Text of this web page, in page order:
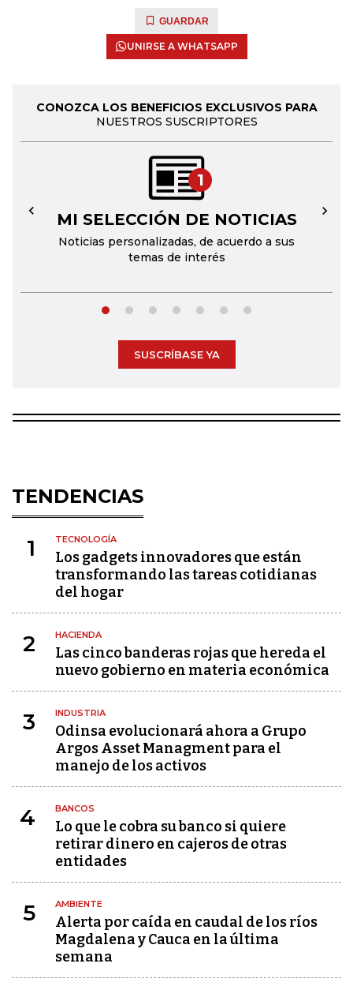
GUARDAR
UNIRSE A WHATSAPP
CONOZCA LOS BENEFICIOS EXCLUSIVOS PARA
NUESTROS SUSCRIPTORES
1
MI SELECCIÓN DE NOTICIAS
Noticias personalizadas, de acuerdo a sus
temas de interés
← →
SUSCRÍBASE YA
TENDENCIAS
1 TECNOLOGÍA
Los gadgets innovadores que están
transformando las tareas cotidianas
del hogar
2 HACIENDA
Las cinco banderas rojas que hereda el
nuevo gobierno en materia económica
3 INDUSTRIA
Odinsa evolucionará ahora a Grupo
Argos Asset Managment para el
manejo de los activos
4 BANCOS
Lo que le cobra su banco si quiere
retirar dinero en cajeros de otras
entidades
5 AMBIENTE
Alerta por caída en caudal de los ríos
Magdalena y Cauca en la última
semana